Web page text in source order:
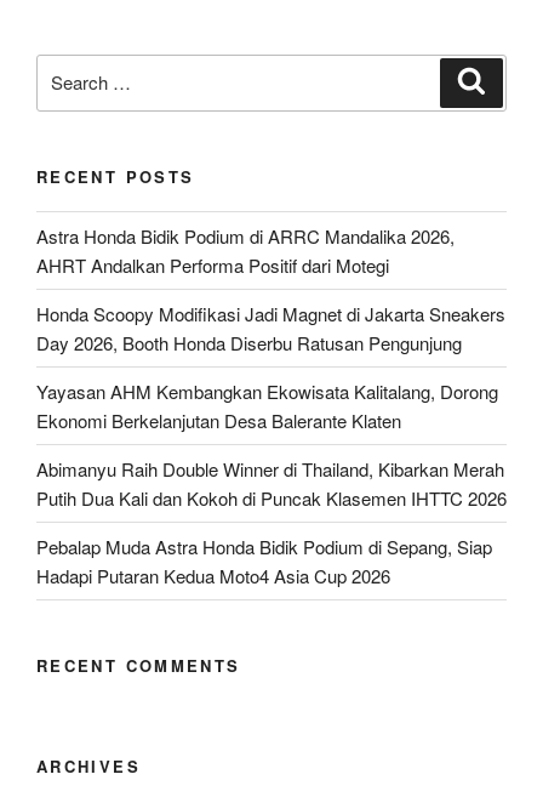
for:
RECENT POSTS
Astra Honda Bidik Podium di ARRC Mandalika 2026,
AHRT Andalkan Performa Positif dari Motegi
Honda Scoopy Modifikasi Jadi Magnet di Jakarta Sneakers
Day 2026, Booth Honda Diserbu Ratusan Pengunjung
Yayasan AHM Kembangkan Ekowisata Kalitalang, Dorong
Ekonomi Berkelanjutan Desa Balerante Klaten
Abimanyu Raih Double Winner di Thailand, Kibarkan Merah
Putih Dua Kali dan Kokoh di Puncak Klasemen IHTTC 2026
Pebalap Muda Astra Honda Bidik Podium di Sepang, Siap
Hadapi Putaran Kedua Moto4 Asia Cup 2026
RECENT COMMENTS
ARCHIVES